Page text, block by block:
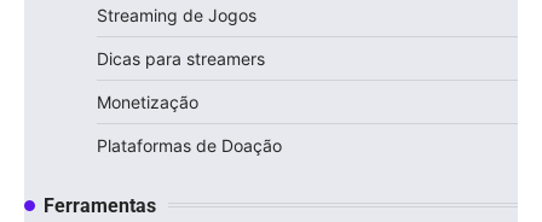
Streaming de Jogos
Dicas para streamers
Monetização
Plataformas de Doação
Ferramentas